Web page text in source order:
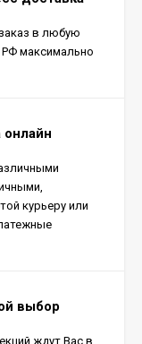
в любую
максимально
онлайн
курьеру или
выбор
ждут Вас в
Italon
Extra Silver Ret
610010001196
Evo Imperiale